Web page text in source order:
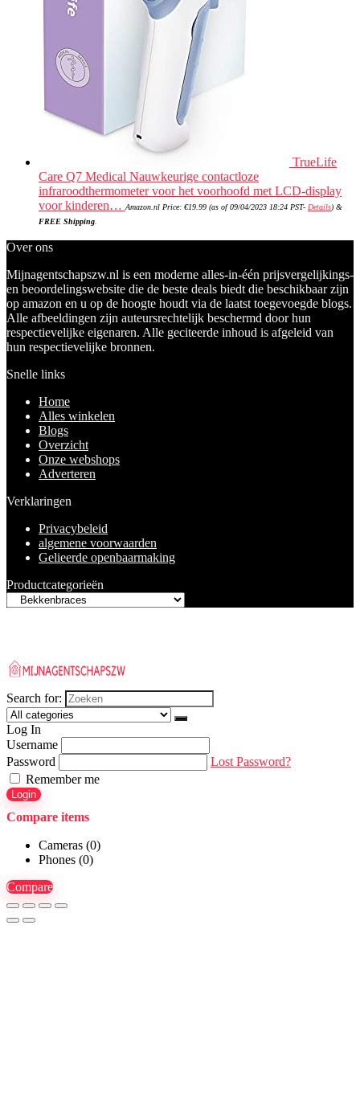
TrueLife
Care Q7 Medical Nauwkeurige contactloze
infraroodthermometer voor het voorhoofd met LCD-display
voor kinderen… Amazon.nl Price: €19.99 (as of 09/04/2023 18:24 PST- Details) &
FREE Shipping
Over ons
Mijnagentschapszw.nl is een moderne alles-in-één prijsvergelijkings-
en beoordelingswebsite die de beste deals biedt die beschikbaar zijn
op amazon en u op de hoogte houdt via de laatst toegevoegde blogs.
Alle afbeeldingen zijn auteursrechtelijk beschermd door hun
respectievelijke eigenaren. Alle geciteerde inhoud is afgeleid van
hun respectievelijke bronnen.
Snelle links
Home
Alles winkelen
Blogs
Overzicht
Onze webshops
Adverteren
Verklaringen
Privacybeleid
algemene voorwaarden
Gelieerde openbaarmaking
Productcategorieën
Search for:
Log In
Username
Password
Lost Password?
Remember me
Login
Compare items
Cameras (0)
Phones (0)
Compare